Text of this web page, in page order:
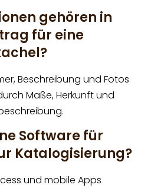
gehören in
für eine
Beschreibung und Fotos
Maße, Herkunft und
Software für
Katalogisierung?
und mobile Apps